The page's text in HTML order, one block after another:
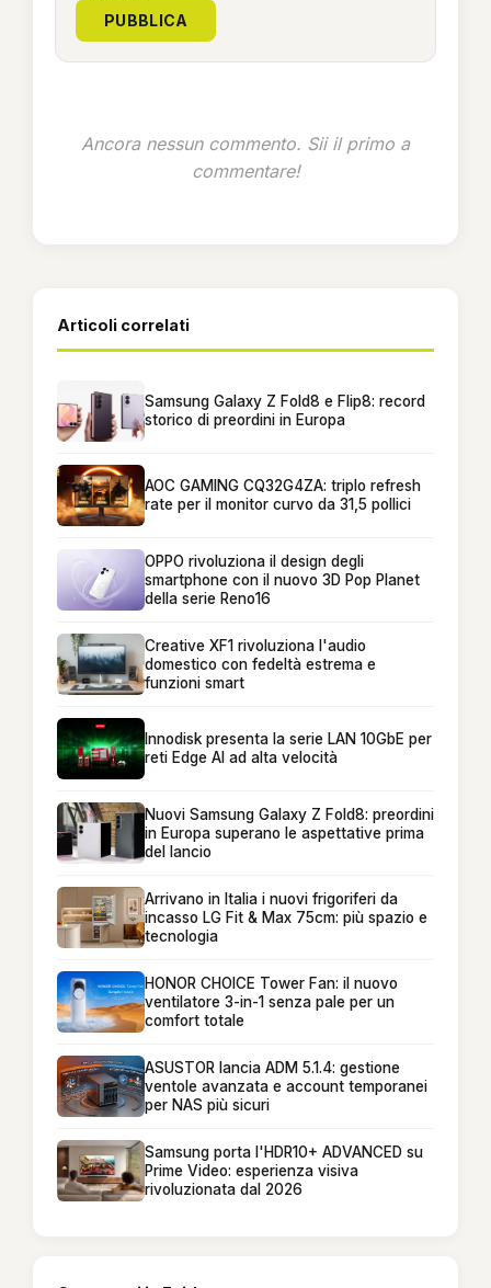
PUBBLICA
Ancora nessun commento. Sii il primo a
commentare!
Articoli correlati
Samsung Galaxy Z Fold8 e Flip8: record
storico di preordini in Europa
AOC GAMING CQ32G4ZA: triplo refresh
rate per il monitor curvo da 31,5 pollici
OPPO rivoluziona il design degli
smartphone con il nuovo 3D Pop Planet
della serie Reno16
Creative XF1 rivoluziona l'audio
domestico con fedeltà estrema e
funzioni smart
Innodisk presenta la serie LAN 10GbE per
reti Edge AI ad alta velocità
Nuovi Samsung Galaxy Z Fold8: preordini
in Europa superano le aspettative prima
del lancio
Arrivano in Italia i nuovi frigoriferi da
incasso LG Fit & Max 75cm: più spazio e
tecnologia
HONOR CHOICE Tower Fan: il nuovo
ventilatore 3-in-1 senza pale per un
comfort totale
ASUSTOR lancia ADM 5.1.4: gestione
ventole avanzata e account temporanei
per NAS più sicuri
Samsung porta l'HDR10+ ADVANCED su
Prime Video: esperienza visiva
rivoluzionata dal 2026